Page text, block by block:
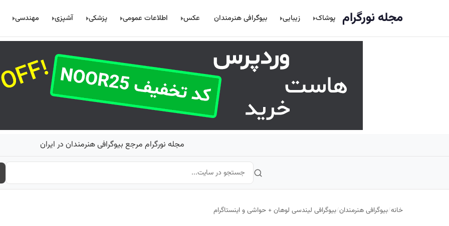
مجله نورگرام پوشاک زیبایی بیوگرافی هنرمندان عکس اطلاعات عمومی پزشکی آشپزی مهندسی
مجله نورگرام مرجع بیوگرافی هنرمندان در ایران
خانه/بیوگرافی هنرمندان/بیوگرافی لیندسی لوهان + حواشی و اینستاگرام